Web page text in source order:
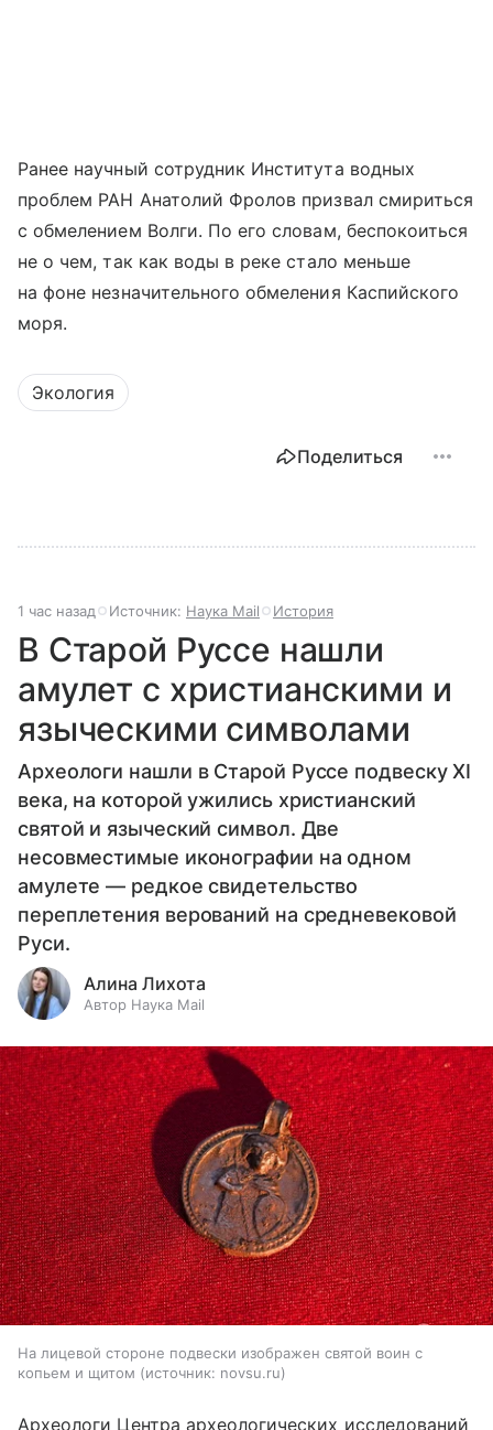
Ранее научный сотрудник Института водных
проблем РАН Анатолий Фролов призвал смириться
с обмелением Волги. По его словам, беспокоиться
не о чем, так как воды в реке стало меньше
на фоне незначительного обмеления Каспийского
моря.
Экология
Поделиться
1 час назад Источник: Наука Mail История
В Старой Руссе нашли
амулет с христианскими и
языческими символами
Археологи нашли в Старой Руссе подвеску XI
века, на которой ужились христианский
святой и языческий символ. Две
несовместимые иконографии на одном
амулете — редкое свидетельство
переплетения верований на средневековой
Руси.
Алина Лихота
Автор Наука Mail
На лицевой стороне подвески изображен святой воин с
копьем и щитом
источник: novsu.ru
Археологи Центра археологических исследований